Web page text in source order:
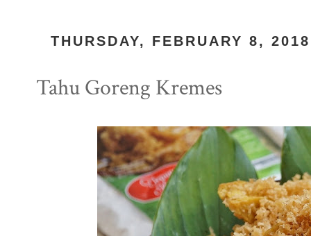
THURSDAY, FEBRUARY 8, 2018
Tahu Goreng Kremes